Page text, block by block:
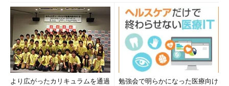
より広がったカリキュラムを通過
勉強会で明らかになった医療向け